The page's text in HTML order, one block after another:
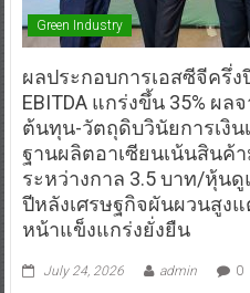
ผลประกอบการเอสซีจีครึ่ง
EBITDA แกร่งขึ้น 35% ผล
ต้นทุน-วัตถุดิบวินัยการเงิน
ฐานผลิตอาเซียนเน้นสินค้
ระหว่างกาล 3.5 บาท/หุ้น
ปีหลังเศรษฐกิจผันผวนสูง
หน้าแข็งแกร่งยั่งยืน
July 24, 2026 admin
เอสซีจี เผยผลประกอบการครึ่งปีแร